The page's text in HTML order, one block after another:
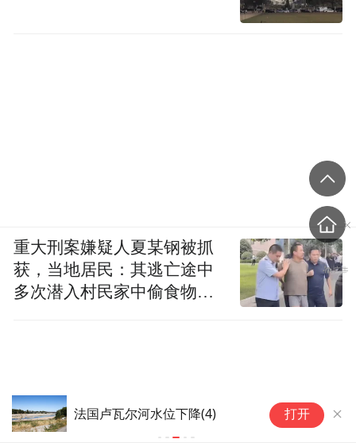
法国卢瓦尔河水位下降(4) 法国卢
打开
重大刑案嫌疑人夏某钢被抓
获，当地居民：其逃亡途中
多次潜入村民家中偷食物被